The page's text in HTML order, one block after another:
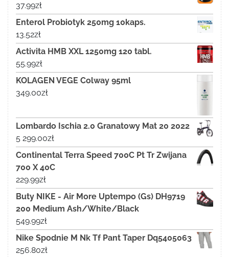
37.99zł
Enterol Probiotyk 250mg 10kaps.
13.52zł
Activita HMB XXL 1250mg 120 tabl.
55.99zł
KOLAGEN VEGE Colway 95ml
349.00zł
Lombardo Ischia 2.0 Granatowy Mat 20 2022
5 299.00zł
Continental Terra Speed 700C Pt Tr Zwijana
700 X 40C
229.99zł
Buty NIKE - Air More Uptempo (Gs) DH9719
200 Medium Ash/White/Black
549.99zł
Nike Spodnie M Nk Tf Pant Taper Dq5405063
256.80zł